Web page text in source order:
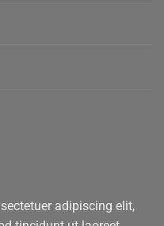
adipiscing elit,